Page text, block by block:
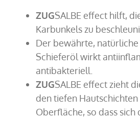
ZUGSALBE effecthilft,
Karbunkels zu
Der bewährte,
Schieferöl wirkt
antibakteriell.
ZUGSALBE effectzieht
den tiefen Hautschichten
Oberfläche, so dass sich